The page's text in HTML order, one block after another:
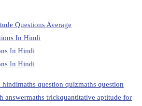
Questions Average
In Hindi
In Hindi
In Hindi
hindimaths question quizmaths question
answermaths trickquantitative aptitude for